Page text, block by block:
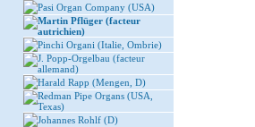
Pasi Organ Company (USA)
Martin Pflüger (facteur
autrichien)
Pinchi Organi (Italie, Ombrie)
J. Popp-Orgelbau (facteur
allemand)
Harald Rapp (Mengen, D)
Redman Pipe Organs (USA,
Texas)
Johannes Rohlf (D)